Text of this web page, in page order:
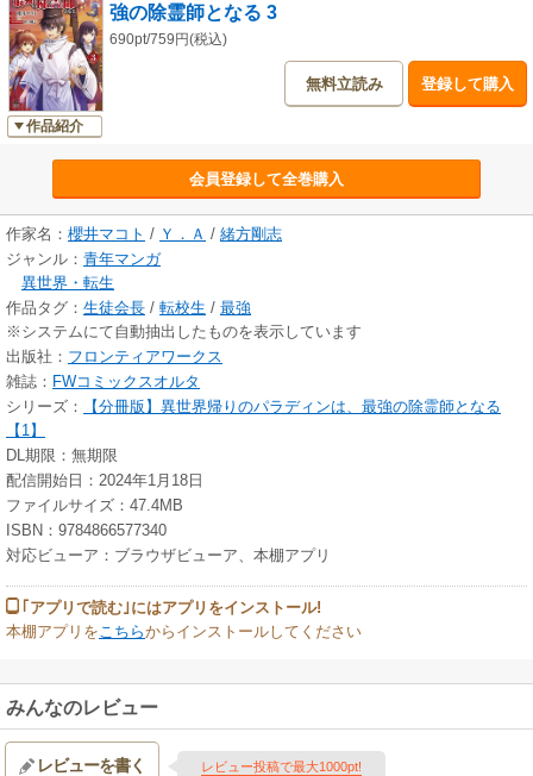
作品紹介
強の除霊師となる 3
690pt/759円(税込)
無料立読み 登録して購入
会員登録して全巻購入
作家名： 櫻井マコト / Ｙ．Ａ / 緒方剛志
ジャンル： 青年マンガ
異世界・転生
作品タグ： 生徒会長 / 転校生 / 最強
※システムにて自動抽出したものを表示しています
出版社： フロンティアワークス
雑誌： FWコミックスオルタ
シリーズ：
【分冊版】異世界帰りのパラディンは、最強の除霊師となる
【1】
DL期限：無期限
配信開始日：2024年1月18日
ファイルサイズ：47.4MB
ISBN：9784866577340
対応ビューア：ブラウザビューア、本棚アプリ
｢アプリで読む｣にはアプリをインストール!
本棚アプリを こちらからインストールしてください
みんなのレビュー
レビューを書く レビュー投稿で最大1000pt!